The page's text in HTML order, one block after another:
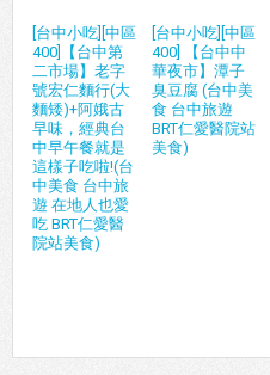
[台中小吃][中區
400]【台中第
二市場】老字
號宏仁麵行(大
麵矮)+阿娥古
早味，經典台
中早午餐就是
這樣子吃啦!(台
中美食 台中旅
遊 在地人也愛
吃 BRT仁愛醫
院站美食)
[台中小吃][中區
400] 【台中中
華夜市】潭子
臭豆腐 (台中美
食 台中旅遊
BRT仁愛醫院站
美食)